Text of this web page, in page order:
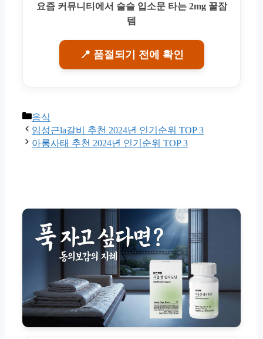
요즘 커뮤니티에서 슬슬 입소문 타는 2mg 꿀잠
템
📍 품절되기 전에 확인
Categories
음식
임성근la갈비 추천 2024년 인기순위 TOP 3
아롱사태 추천 2024년 인기순위 TOP 3